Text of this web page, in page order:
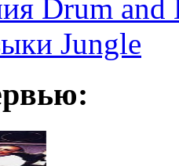
Drum and
Jungle